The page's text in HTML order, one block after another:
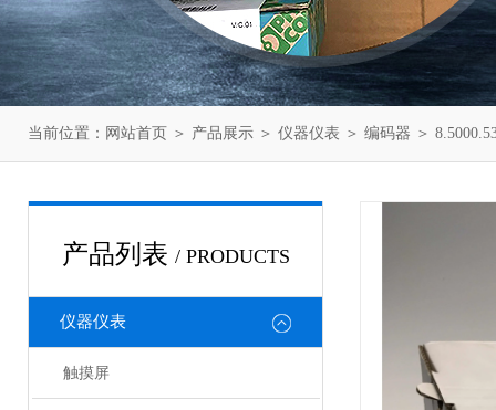
当前位置： 网站首页 ＞ 产品展示 ＞ 仪器仪表 ＞ 编码器 ＞
产品列表 / PRODUCTS
仪器仪表
触摸屏